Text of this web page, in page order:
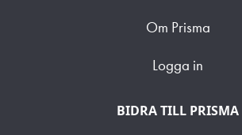
Om Prisma
Logga in
BIDRA TILL PRISMA